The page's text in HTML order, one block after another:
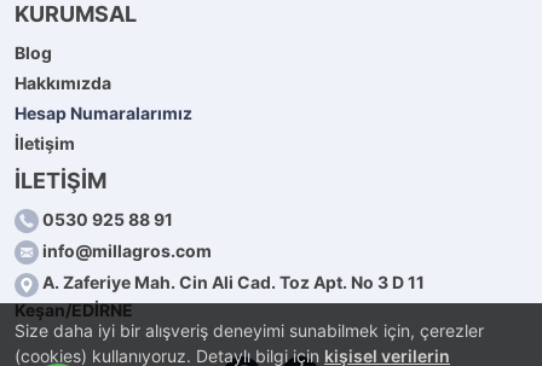
Size daha iyi bir alışveriş deneyimi sunabilmek için, çerezler
(cookies) kullanıyoruz. Detaylı bilgi için kişisel verilerin
KURUMSAL
Blog
Hakkımızda
Hesap Numaralarımız
İletişim
İLETİŞİM
0530 925 88 91
info@millagros.com
A. Zaferiye Mah. Cin Ali Cad. Toz Apt. No 3 D 11
Keşan/EDİRNE